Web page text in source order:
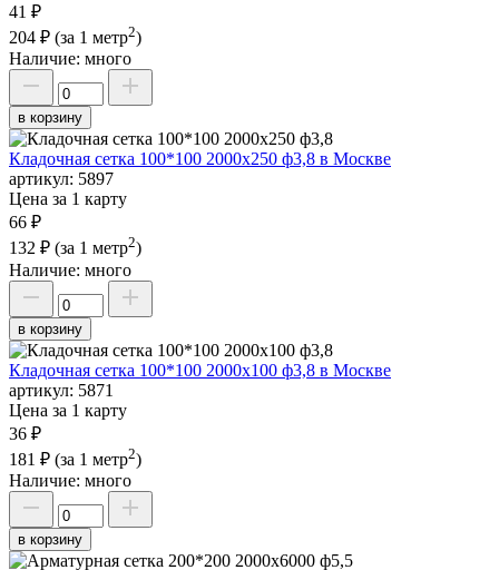
41 ₽
204 ₽ (за 1 метр2)
Наличие: много
в корзину
Кладочная сетка 100*100 2000х250 ф3,8 в Москве
артикул: 5897
Цена за 1 карту
66 ₽
132 ₽ (за 1 метр2)
Наличие: много
в корзину
Кладочная сетка 100*100 2000х100 ф3,8 в Москве
артикул: 5871
Цена за 1 карту
36 ₽
181 ₽ (за 1 метр2)
Наличие: много
в корзину